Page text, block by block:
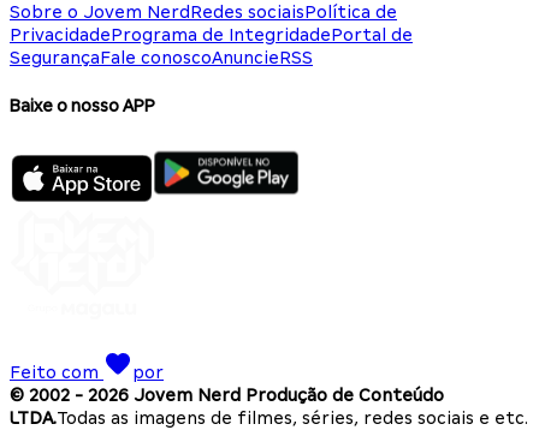
Sobre o Jovem NerdRedes sociaisPolítica de
PrivacidadePrograma de IntegridadePortal de
SegurançaFale conoscoAnuncieRSS
Baixe o nosso APP
Feito com
por
© 2002 - 2026 Jovem Nerd Produção de Conteúdo
LTDA.Todas as imagens de filmes, séries, redes sociais e etc.